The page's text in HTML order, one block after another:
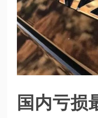
国内亏损